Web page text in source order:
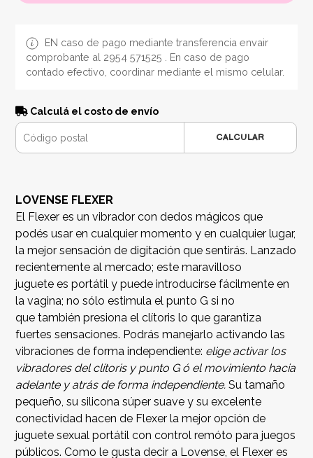
EN caso de pago mediante transferencia envair
comprobante al 2954 571525 . En caso de pago
contado efectivo, coordinar mediante el mismo celular.
Calculá el costo de envío
CALCULAR
LOVENSE FLEXER
El Flexer es un vibrador con dedos mágicos que
podés usar en cualquier momento y en cualquier lugar,
la mejor sensación de digitación que sentirás. Lanzado
recientemente al mercado; este maravilloso
juguete es portátil y puede introducirse fácilmente en
la vagina; no sólo estimula el punto G si no
que también presiona el clítoris lo que garantiza
fuertes sensaciones. Podrás manejarlo activando las
vibraciones de forma independiente: elige activar los
vibradores del clítoris y punto G ó el movimiento hacia
adelante y atrás de forma independiente. Su tamaño
pequeño, su silicona súper suave y su excelente
conectividad hacen de Flexer la mejor opción de
juguete sexual portátil con control remóto para juegos
públicos. Como le gusta decir a Lovense, el Flexer es